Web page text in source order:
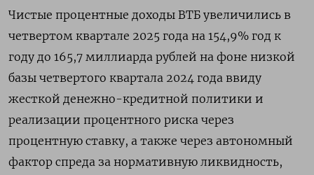
Чистые процентные доходы ВТБ увеличились в
четвертом квартале 2025 года на ​154,9% год к
году до 165,7 миллиарда рублей ​на фоне низкой
базы четвертого квартала 2024 ​года ввиду
жесткой ⁠денежно-кредитной политики и
реализации процентного риска через
процентную ставку, а также через автономный
фактор спреда за нормативную ‌ликвидность,